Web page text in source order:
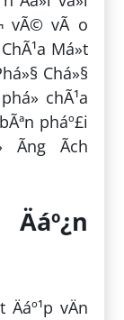
vÃ© vÃ o
Má»t
Chá»§
chÃ¹a
pháº£i
Ãng Ãch
vÄn